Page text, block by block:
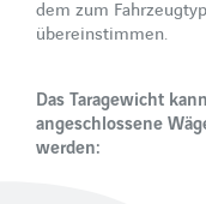
dem zum
übereinstimmen.
Das Taragewicht
angeschlossene
werden: